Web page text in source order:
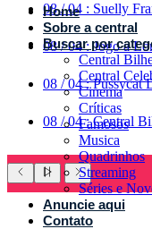
08 / 04 : Suelly
08 / 04 : Jogo a
08 / 04 : Pussycat
08 / 04 : Central
Home
Sobre a central
Buscar por
Central
Central
Cinema
Críticas
Famosos
Musica
Quadrinhos
Streaming
Séries e
Anuncie aqui
Contato